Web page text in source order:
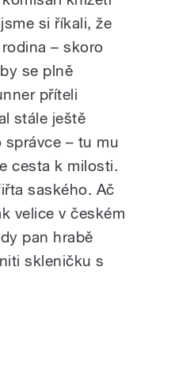
si říkali, že
– skoro
se plně
příteli
stále ještě
– tu mu
cesta k milosti.
saského. Ač
velice v českém
pan hrabě
skleničku s